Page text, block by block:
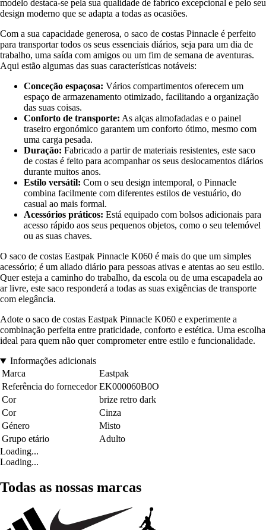
modelo destaca-se pela sua qualidade de fabrico excepcional e pelo seu
design moderno que se adapta a todas as ocasiões.
Com a sua capacidade generosa, o saco de costas Pinnacle é perfeito
para transportar todos os seus essenciais diários, seja para um dia de
trabalho, uma saída com amigos ou um fim de semana de aventuras.
Aqui estão algumas das suas características notáveis:
Conceção espaçosa: Vários compartimentos oferecem um
espaço de armazenamento otimizado, facilitando a organização
das suas coisas.
Conforto de transporte: As alças almofadadas e o painel
traseiro ergonómico garantem um conforto ótimo, mesmo com
uma carga pesada.
Duração: Fabricado a partir de materiais resistentes, este saco
de costas é feito para acompanhar os seus deslocamentos diários
durante muitos anos.
Estilo versátil: Com o seu design intemporal, o Pinnacle
combina facilmente com diferentes estilos de vestuário, do
casual ao mais formal.
Acessórios práticos: Está equipado com bolsos adicionais para
acesso rápido aos seus pequenos objetos, como o seu telemóvel
ou as suas chaves.
O saco de costas Eastpak Pinnacle K060 é mais do que um simples
acessório; é um aliado diário para pessoas ativas e atentas ao seu estilo.
Quer esteja a caminho do trabalho, da escola ou de uma escapadela ao
ar livre, este saco responderá a todas as suas exigências de transporte
com elegância.
Adote o saco de costas Eastpak Pinnacle K060 e experimente a
combinação perfeita entre praticidade, conforto e estética. Uma escolha
ideal para quem não quer comprometer entre estilo e funcionalidade.
Informações adicionais
Marca
Eastpak
Referência do fornecedor EK000060B0O
Cor
brize retro dark
Cor
Cinza
Género
Misto
Grupo etário
Adulto
Loading...
Loading...
Todas as nossas marcas